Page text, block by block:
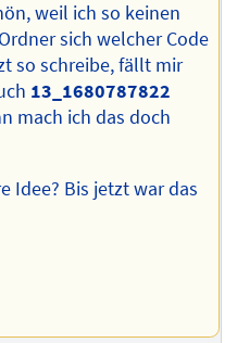
weil ich so keinen
sich welcher Code
so schreibe, fällt mir
13_1680787822
mach ich das doch
Idee? Bis jetzt war das